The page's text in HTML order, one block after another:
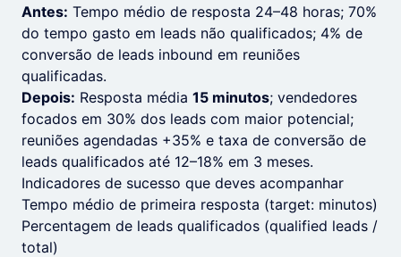
Antes: Tempo médio de resposta 24–48 horas; 70%
do tempo gasto em leads não qualificados; 4% de
conversão de leads inbound em reuniões
qualificadas.
Depois: Resposta média 15 minutos; vendedores
focados em 30% dos leads com maior potencial;
reuniões agendadas +35% e taxa de conversão de
leads qualificados até 12–18% em 3 meses.
Indicadores de sucesso que deves acompanhar
Tempo médio de primeira resposta (target: minutos)
Percentagem de leads qualificados (qualified leads /
total)